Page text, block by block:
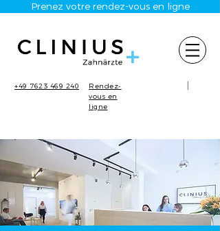
Prenez votre rendez-vous en ligne
+49 7623 469 240
Rendez-
vous en
ligne
|